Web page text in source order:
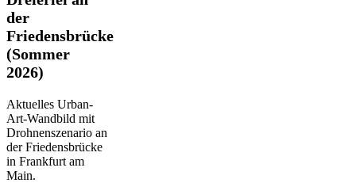
an
der
Friedensbrücke
(Sommer
2026)
der
Friedensbrücke
(Sommer
2026)
Aktuelles Urban-
Art-Wandbild mit
Drohnenszenario an
der Friedensbrücke
in Frankfurt am
Main.